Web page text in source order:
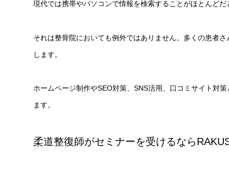
現代では携帯やパソコンで情報を検索することがほとんどだ
それは整骨院においても例外ではありません。多くの患者
します。
ホームページ制作やSEO対策、SNS活用、口コミサイト対
ます。
柔道整復師がセミナーを受けるなら